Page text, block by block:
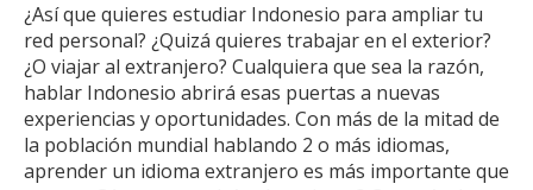
¿Así que quieres estudiar Indonesio para ampliar tu
red personal? ¿Quizá quieres trabajar en el exterior?
¿O viajar al extranjero? Cualquiera que sea la razón,
hablar Indonesio abrirá esas puertas a nuevas
experiencias y oportunidades. Con más de la mitad de
la población mundial hablando 2 o más idiomas,
aprender un idioma extranjero es más importante que